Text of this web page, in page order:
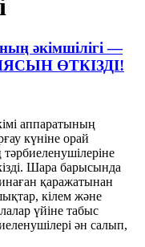
әкімшілігі —
ӨТКІЗДІ!
аппаратының
күніне орай
Шара барысында
қаражатынан
кілем және
үйіне табыс
ән салып,